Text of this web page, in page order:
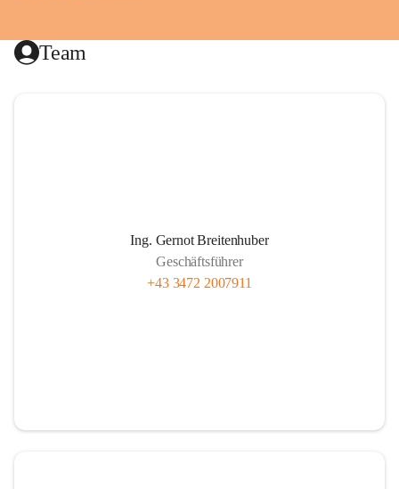
Im Prinzip wie jede Hauszentralheizung:
Das in den Kesselanlagen des Heizwerkes erwärmte Wasser
wird über ein weitverzweigtes Leitungsnetz zu den
Je besser isoliert die Rohre und je kürzer die Leitungslänge
Team
Ing. Gernot Breitenhuber
Geschäftsführer
+43 3472 2007911